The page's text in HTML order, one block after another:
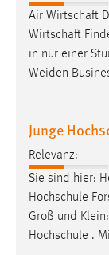
Air Wirtschaft
Wirtschaft
in nur einer
Weiden
Junge
Relevanz:
Sie sind hier:
Hochschule
Groß und
Hochschule .